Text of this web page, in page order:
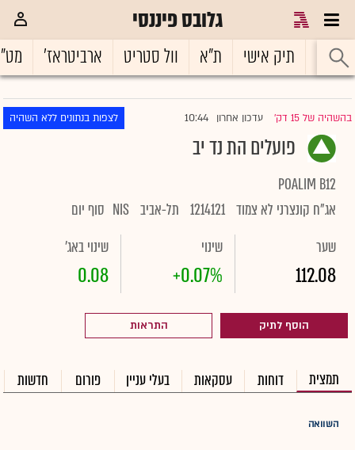
גלובס פיננסי
ראשי תיק אישי ת"א וול סטריט ארביטראז'
בהשהיה של 15 דק' |עדכון אחרון 10:44 לצפות בנתונים ללא השהיה
פועלים הת נד יב
POALIM B12
אג"ח קונצרני לא צמוד 1214121 תל-אביב NIS סוף יום
שער
112.08
שינוי
+0.07%
שינוי באג'
0.08
הוסף לתיק התראות
תמצית דוחות עסקאות בעלי עניין פורום חדשות
השוואה